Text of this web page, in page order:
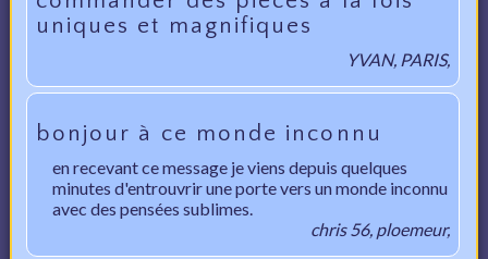
uniques et magnifiques
YVAN, PARIS,
bonjour à ce monde inconnu
en recevant ce message je viens depuis quelques
minutes d'entrouvrir une porte vers un monde inconnu
avec des pensées sublimes.
chris 56, ploemeur,